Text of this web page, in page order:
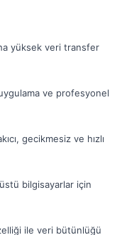
yüksek veri transfer
ve profesyonel
gecikmesiz ve hızlı
bilgisayarlar için
ile veri bütünlüğü